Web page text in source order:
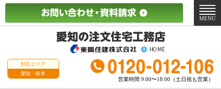
対応エリア
愛知・岐阜
営業時間 9:00〜18:00（土日祝も営業）
メ
ニ
MENU